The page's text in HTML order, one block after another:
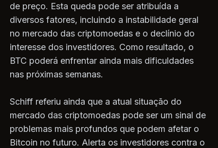
de preço. Esta queda pode ser atribuída a
diversos fatores, incluindo a instabilidade geral
no mercado das criptomoedas e o declínio do
interesse dos investidores. Como resultado, o
BTC poderá enfrentar ainda mais dificuldades
nas próximas semanas.
Schiff referiu ainda que a atual situação do
mercado das criptomoedas pode ser um sinal de
problemas mais profundos que podem afetar o
Bitcoin no futuro. Alerta os investidores contra o